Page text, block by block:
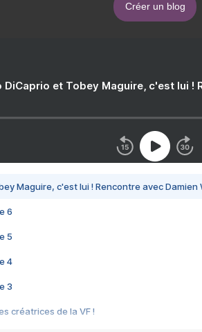
Créer un blog
DiCaprio et Tobey Maguire, c'est lui !
Maguire, c'est lui ! Rencontre avec Damien
6
5
4
3
créatrices de la VF !